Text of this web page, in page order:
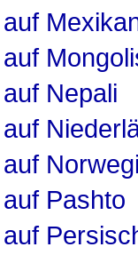
Nepali
Pashto